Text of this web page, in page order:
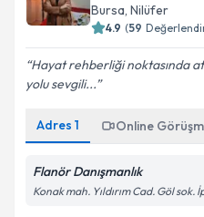
Bursa, Nilüfer
4.9 (59
Hayat rehberliği noktasında
yolu sevgili...
Adres 1 Online
Flanör Danışmanlık
Konak mah. Yıldırım Cad. Göl